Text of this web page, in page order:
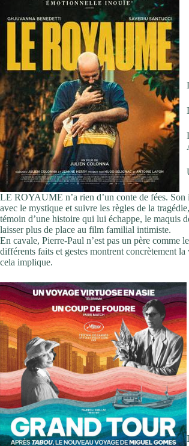
LE ROYAUME n’a rien d’un conte de fées.
avec le mystique et suivre les règles de la
témoin d’une histoire qui lui échappe, le maquis
laisser plus de place au film familial intimiste.
En cavale, Pierre-Paul n’est pas un père comme
différents faits et gestes montrent concrètement
cela implique.